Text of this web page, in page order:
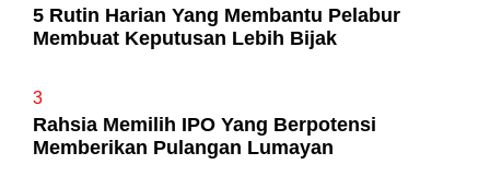
5 Rutin Harian Yang Membantu Pelabur
Membuat Keputusan Lebih Bijak
3
Rahsia Memilih IPO Yang Berpotensi
Memberikan Pulangan Lumayan